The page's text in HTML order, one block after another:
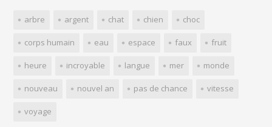
arbre argent chat chien choc
corps humain eau espace faux fruit
heure incroyable langue mer monde
nouveau nouvel an pas de chance vitesse
voyage